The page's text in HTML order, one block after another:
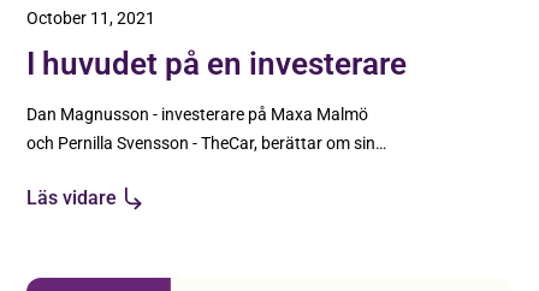
October 11, 2021
I huvudet på en investerare
Dan Magnusson - investerare på Maxa Malmö
och Pernilla Svensson - TheCar, berättar om sina
Läs vidare